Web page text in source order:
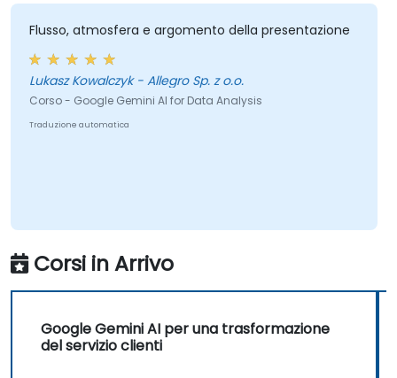
Flusso, atmosfera e argomento della presentazione
Lukasz Kowalczyk - Allegro Sp. z o.o.
Corso - Google Gemini AI for Data Analysis
Traduzione automatica
Corsi in Arrivo
Google Gemini AI per una trasformazione
del servizio clienti